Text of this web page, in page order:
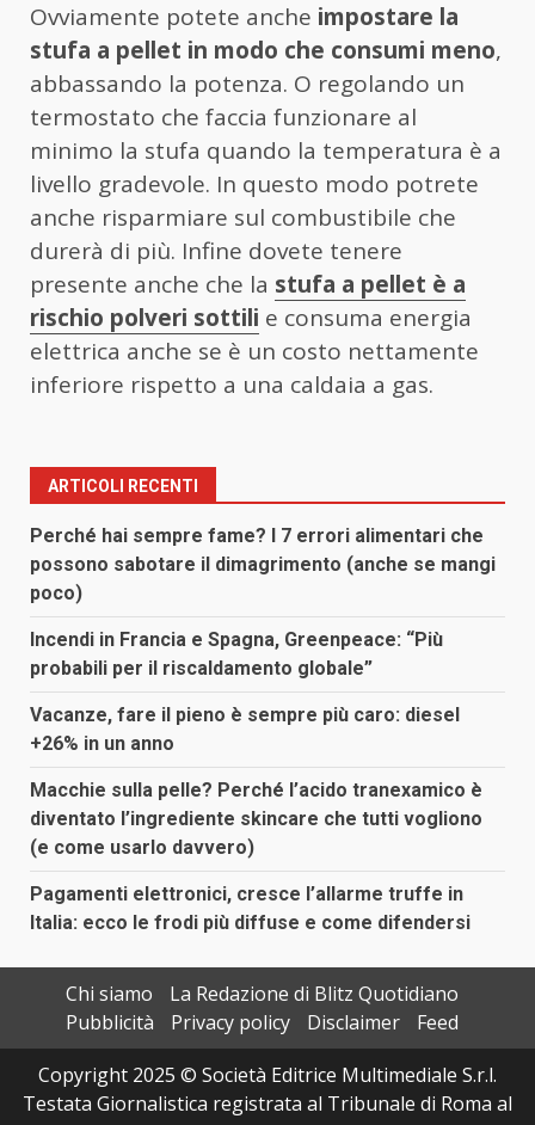
Ovviamente potete anche impostare la
stufa a pellet in modo che consumi meno,
abbassando la potenza. O regolando un
termostato che faccia funzionare al
minimo la stufa quando la temperatura è a
livello gradevole. In questo modo potrete
anche risparmiare sul combustibile che
durerà di più. Infine dovete tenere
presente anche che la stufa a pellet è a
rischio polveri sottili e consuma energia
elettrica anche se è un costo nettamente
inferiore rispetto a una caldaia a gas.
ARTICOLI RECENTI
Perché hai sempre fame? I 7 errori alimentari che
possono sabotare il dimagrimento (anche se mangi
poco)
Incendi in Francia e Spagna, Greenpeace: “Più
probabili per il riscaldamento globale”
Vacanze, fare il pieno è sempre più caro: diesel
+26% in un anno
Macchie sulla pelle? Perché l’acido tranexamico è
diventato l’ingrediente skincare che tutti vogliono
(e come usarlo davvero)
Pagamenti elettronici, cresce l’allarme truffe in
Italia: ecco le frodi più diffuse e come difendersi
Chi siamo
La Redazione di Blitz Quotidiano
Pubblicità
Privacy policy Disclaimer
Feed
Copyright 2025 © Società Editrice Multimediale S.r.l.
Testata Giornalistica registrata al Tribunale di Roma al